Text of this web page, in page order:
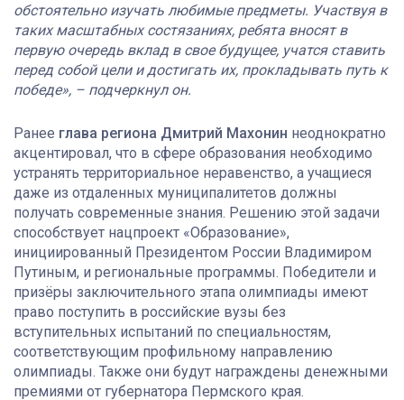
обстоятельно изучать любимые предметы. Участвуя в
таких масштабных состязаниях, ребята вносят в
первую очередь вклад в свое будущее, учатся ставить
перед собой цели и достигать их, прокладывать путь к
победе», – подчеркнул он.
Ранее глава региона Дмитрий Махонин неоднократно
акцентировал, что в сфере образования необходимо
устранять территориальное неравенство, а учащиеся
даже из отдаленных муниципалитетов должны
получать современные знания. Решению этой задачи
способствует нацпроект «Образование»,
инициированный Президентом России Владимиром
Путиным, и региональные программы. Победители и
призёры заключительного этапа олимпиады имеют
право поступить в российские вузы без
вступительных испытаний по специальностям,
соответствующим профильному направлению
олимпиады. Также они будут награждены денежными
премиями от губернатора Пермского края.